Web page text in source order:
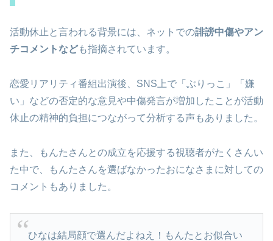
活動休止と言われる背景には、ネットでの誹謗中傷やアン
チコメントなども指摘されています。
恋愛リアリティ番組出演後、SNS上で「ぶりっこ」「嫌
い」などの否定的な意見や中傷発言が増加したことが活動
休止の精神的負担につながって分析する声もありました。
また、もんたさんとの成立を応援する視聴者がたくさんい
た中で、もんたさんを選ばなかったおになさまに対しての
コメントもありました。
ひなは結局顔で選んだよねえ！もんたとお似合い